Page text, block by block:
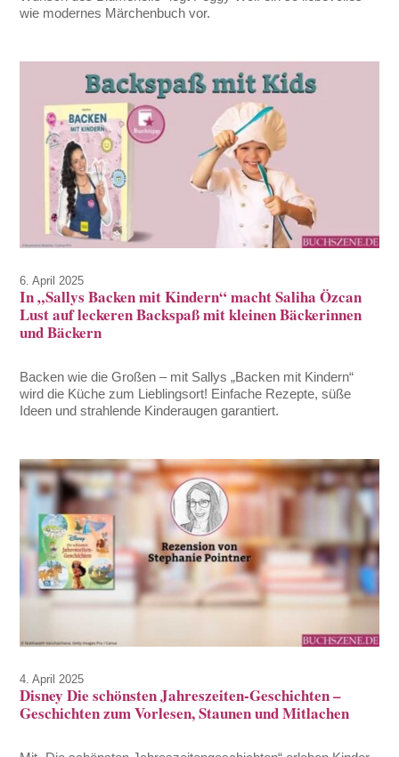
wie modernes Märchenbuch vor.
6. April 2025
In „Sallys Backen mit Kindern“ macht Saliha Özcan
Lust auf leckeren Backspaß mit kleinen Bäckerinnen
und Bäckern
Backen wie die Großen – mit Sallys „Backen mit Kindern“
wird die Küche zum Lieblingsort! Einfache Rezepte, süße
Ideen und strahlende Kinderaugen garantiert.
4. April 2025
Disney Die schönsten Jahreszeiten-Geschichten –
Geschichten zum Vorlesen, Staunen und Mitlachen